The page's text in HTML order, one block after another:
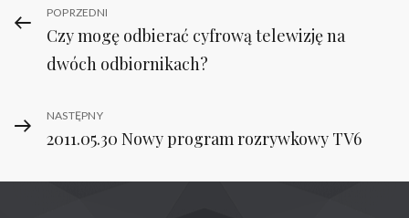
Nawigacja
wpisu
Previous
Post
POPRZEDNI
Czy mogę odbierać cyfrową telewizję na
dwóch odbiornikach?
Next
Post
NASTĘPNY
2011.05.30 Nowy program rozrywkowy TV6